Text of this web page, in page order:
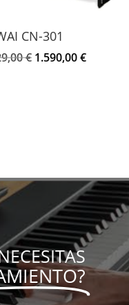
CN-301
€ El
1.590,00€El